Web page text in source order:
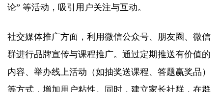
论” 等活动，吸引用户关注与互动。​
社交媒体推广方面，利用微信公众号、朋友圈、微信
群进行品牌宣传与课程推广。通过定期推送有价值的
内容、举办线上活动（如抽奖送课程、答题赢奖品）
等方式，增加用户粘性。同时，建立家长社群，在群